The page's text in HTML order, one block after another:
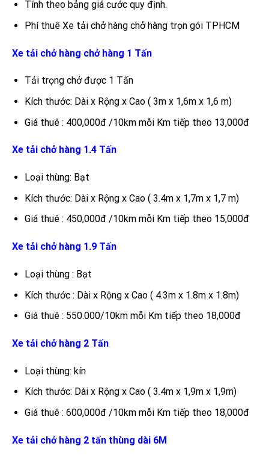
Tính theo bảng giá cước quy định.
Phí thuê Xe tải chở hàng chở hàng trọn gói TPHCM
Xe tải chở hàng chở hàng 1 Tấn
Tải trọng chở được 1 Tấn
Kích thước: Dài x Rộng x Cao ( 3m x 1,6m x 1,6 m)
Giá thuê : 400,000đ /10km mỗi Km tiếp theo 13,000đ
Xe tải chở hàng 1.4 Tấn
Loại thùng: Bạt
Kích thước: Dài x Rộng x Cao ( 3.4m x 1,7m x 1,7 m)
Giá thuê : 450,000đ /10km mỗi Km tiếp theo 15,000đ
Xe tải chở hàng 1.9 Tấn
Loại thùng : Bạt
Kích thước : Dài x Rộng x Cao ( 4.3m x 1.8m x 1.8m)
Giá thuê : 550.000/10km mỗi Km tiếp theo 18,000đ
Xe tải chở hàng 2 Tấn
Loại thùng: kín
Kích thước: Dài x Rộng x Cao ( 3.4m x 1,9m x 1,9m)
Giá thuê : 600,000đ /10km mỗi Km tiếp theo 18,000đ
Xe tải chở hàng 2 tấn thùng dài 6M